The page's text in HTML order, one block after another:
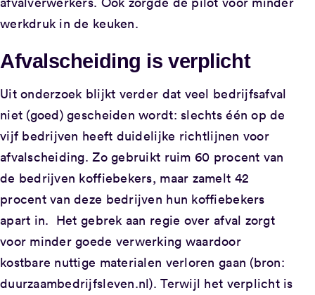
werkdruk in de keuken.
Afvalscheiding is verplicht
Uit onderzoek blijkt verder dat veel bedrijfsafval
niet (goed) gescheiden wordt: slechts één op de
vijf bedrijven heeft duidelijke richtlijnen voor
afvalscheiding. Zo gebruikt ruim 60 procent van
de bedrijven koffiebekers, maar zamelt 42
procent van deze bedrijven hun koffiebekers
apart in. Het gebrek aan regie over afval zorgt
voor minder goede verwerking waardoor
kostbare nuttige materialen verloren gaan (bron:
duurzaambedrijfsleven.nl). Terwijl het verplicht is